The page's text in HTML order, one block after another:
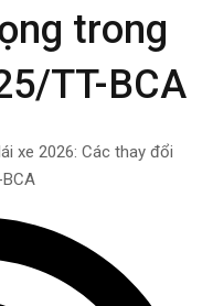
trong
TT-BCA
xe 2026: Các thay đổi